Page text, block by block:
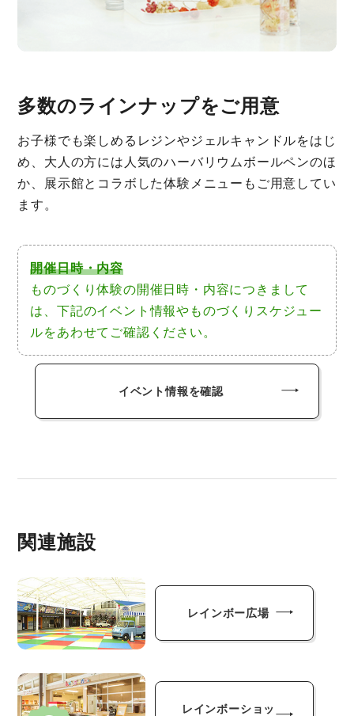
多数のラインナップをご用意
お子様でも楽しめるレジンやジェルキャンドルをはじ
め、大人の方には人気のハーバリウムボールペンのほ
か、展示館とコラボした体験メニューもご用意してい
ます。
開催日時・内容
ものづくり体験の開催日時・内容につきまして
は、下記のイベント情報やものづくりスケジュー
ルをあわせてご確認ください。
イベント情報を確認
関連施設
レインボー広場
レインボーショッ